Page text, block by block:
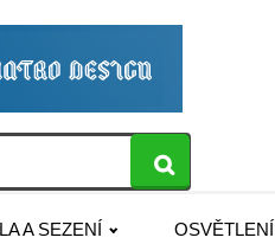
A SEZENÍ OSVĚTLENÍ